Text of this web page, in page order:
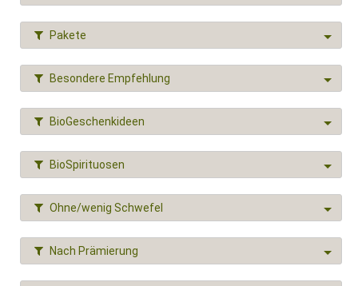
Pakete
Besondere Empfehlung
BioGeschenkideen
BioSpirituosen
Ohne/wenig Schwefel
Nach Prämierung